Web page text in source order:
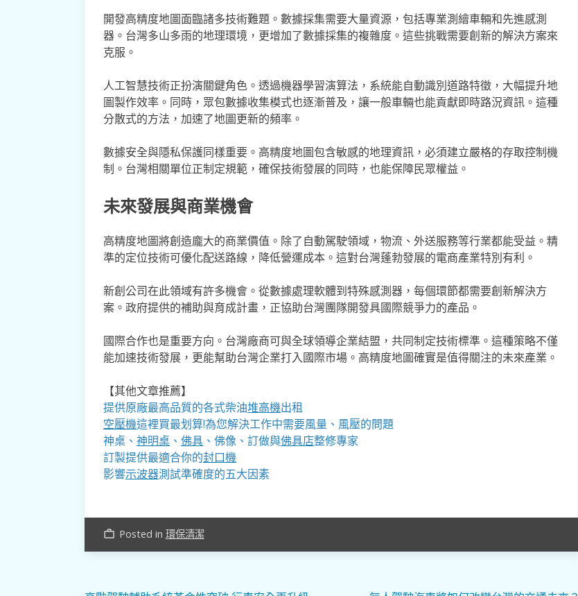
開發高精度地圖面臨諸多技術難題。數據採集需要大量資源，包括專業測繪車輛和先進感測
器。台灣多山多雨的地理環境，更增加了數據採集的複雜度。這些挑戰需要創新的解決方案來
克服。
人工智慧技術正扮演關鍵角色。透過機器學習演算法，系統能自動識別道路特徵，大幅提升地
圖製作效率。同時，眾包數據收集模式也逐漸普及，讓一般車輛也能貢獻即時路況資訊。這種
分散式的方法，加速了地圖更新的頻率。
數據安全與隱私保護同樣重要。高精度地圖包含敏感的地理資訊，必須建立嚴格的存取控制機
制。台灣相關單位正制定規範，確保技術發展的同時，也能保障民眾權益。
未來發展與商業機會
高精度地圖將創造龐大的商業價值。除了自動駕駛領域，物流、外送服務等行業都能受益。精
準的定位技術可優化配送路線，降低營運成本。這對台灣蓬勃發展的電商產業特別有利。
新創公司在此領域有許多機會。從數據處理軟體到特殊感測器，每個環節都需要創新解決方
案。政府提供的補助與育成計畫，正協助台灣團隊開發具國際競爭力的產品。
國際合作也是重要方向。台灣廠商可與全球領導企業結盟，共同制定技術標準。這種策略不僅
能加速技術發展，更能幫助台灣企業打入國際市場。高精度地圖確實是值得關注的未來產業。
【其他文章推薦】
提供原廠最高品質的各式柴油堆高機出租
空壓機這裡買最划算!為您解決工作中需要風量、風壓的問題
神桌、 神明桌、 佛具、佛像、訂做與佛具店整修專家
訂製提供最適合你的封口機
影響示波器測試準確度的五大因素
work_outline Posted in 環保清潔